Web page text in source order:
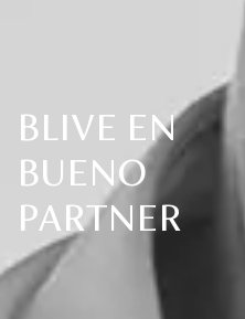
BLIVE EN
BUENO
PARTNER